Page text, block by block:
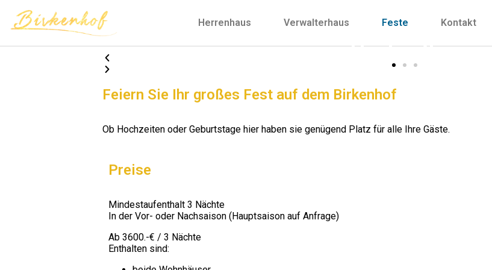
Herrenhaus Verwalterhaus Feste Kontakt
Hochzeiten
Feiern Sie Ihr großes Fest auf dem Birkenhof
Ob Hochzeiten oder Geburtstage hier haben sie genügend Platz für alle Ihre Gäste.
Preise
Mindestaufenthalt 3 Nächte
In der Vor- oder Nachsaison (Hauptsaison auf Anfrage)
Ab 3600.-€ / 3 Nächte
Enthalten sind: